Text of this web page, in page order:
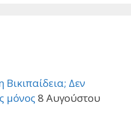
Δεν
μόνος 8 Αυγούστου